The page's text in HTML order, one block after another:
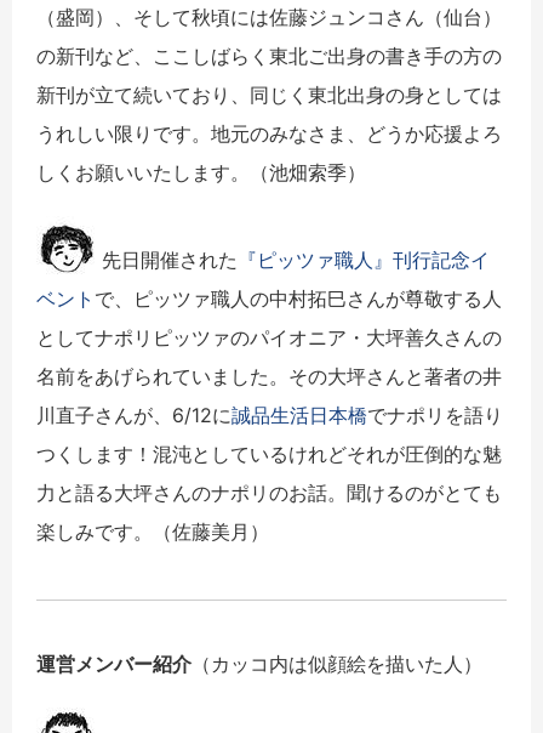
（盛岡）、そして秋頃には佐藤ジュンコさん（仙台）
の新刊など、ここしばらく東北ご出身の書き手の方の
新刊が立て続いており、同じく東北出身の身としては
うれしい限りです。地元のみなさま、どうか応援よろ
しくお願いいたします。（池畑索季）
先日開催された 『ピッツァ職人』刊行記念イ
ベント で、ピッツァ職人の中村拓巳さんが尊敬する人
としてナポリピッツァのパイオニア・大坪善久さんの
名前をあげられていました。その大坪さんと著者の井
川直子さんが、6/12に誠品生活日本橋でナポリを語り
つくします！混沌としているけれどそれが圧倒的な魅
力と語る大坪さんのナポリのお話。聞けるのがとても
楽しみです。（佐藤美月）
運営メンバー紹介 （カッコ内は似顔絵を描いた人）